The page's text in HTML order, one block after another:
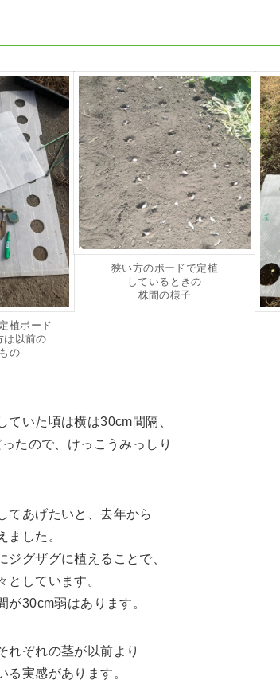
植ボード
は以前の
の
狭い方のボードで定植
しているときの
株間の様子
ていた頃は横は30cm間隔、
たので、けっこうみっしり
てあげたいと、去年から
ました。
ジグザグに植えることで、
としています。
が30cm弱はあります。
れぞれの茎が以前より
る実感があります。